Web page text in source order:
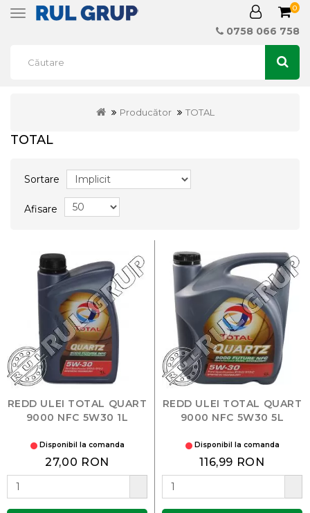
Toggle
0
0758 066 758
Producător TOTAL
TOTAL
Sortare
Afisare
REDD ULEI TOTAL QUART
9000 NFC 5W30 1L
Disponibil la comanda
27,00 RON
REDD ULEI TOTAL QUART
9000 NFC 5W30 5L
Disponibil la comanda
116,99 RON